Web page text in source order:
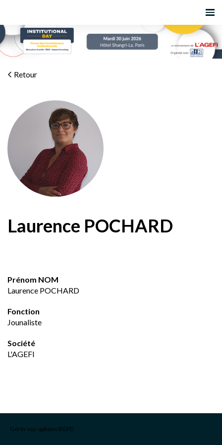
Retour
Laurence POCHARD
Prénom NOM
Laurence POCHARD
Fonction
Jounaliste
Société
L'AGEFI
Gérer vos options RGPD